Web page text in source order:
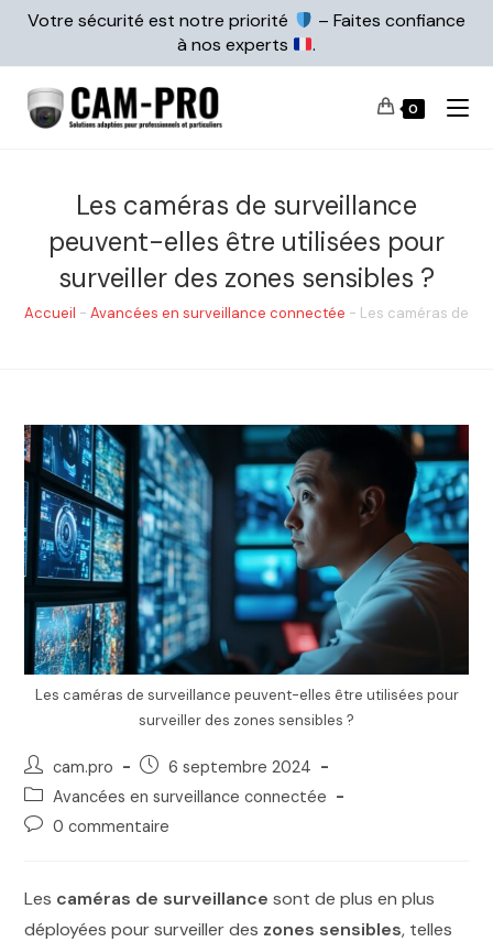
Votre sécurité est notre priorité
– Faites confiance
à nos experts
.
0
Les caméras de surveillance
peuvent-elles être utilisées pour
surveiller des zones sensibles ?
Accueil -Avancées en surveillance connectée - Les caméras de
Les caméras de surveillance peuvent-elles être utilisées pour
surveiller des zones sensibles ?
cam.pro
6 septembre 2024
Avancées en surveillance connectée
0 commentaire
Les caméras de surveillance sont de plus en plus
déployées pour surveiller des zones sensibles, telles